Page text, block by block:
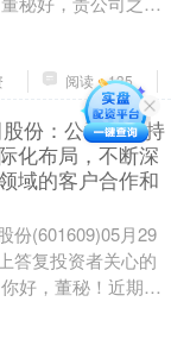
出货量怎么样？
阅读：135
份：公司将坚持
化布局，不断深
域的客户合作和
份(601609)05月29
答复投资者关心的
好，董秘！近期股
萎缩，根据公司